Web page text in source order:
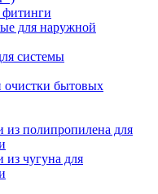
для наружной
системы
очистки бытовых
из полипропилена для
чугуна для